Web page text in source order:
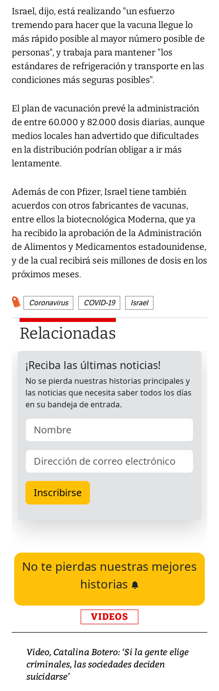
Israel, dijo, está realizando "un esfuerzo
tremendo para hacer que la vacuna llegue lo
más rápido posible al mayor número posible de
personas", y trabaja para mantener "los
estándares de refrigeración y transporte en las
condiciones más seguras posibles".
El plan de vacunación prevé la administración
de entre 60.000 y 82.000 dosis diarias, aunque
medios locales han advertido que dificultades
en la distribución podrían obligar a ir más
lentamente.
Además de con Pfizer, Israel tiene también
acuerdos con otros fabricantes de vacunas,
entre ellos la biotecnológica Moderna, que ya
ha recibido la aprobación de la Administración
de Alimentos y Medicamentos estadounidense,
y de la cual recibirá seis millones de dosis en los
próximos meses.
Coronavirus COVID-19 Israel
Relacionadas
No te pierdas nuestras mejores
historias
VIDEOS
Video, Catalina Botero: ‘Si la gente elige
criminales, las sociedades deciden
suicidarse’